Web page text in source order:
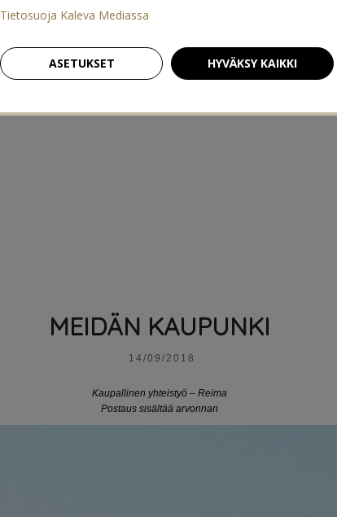
MEIDÄN KAUPUNKI
14/09/2018
Kaupallinen yhteistyö – Reima
Postaus sisältää arvonnan
Tietosuoja Kaleva Mediassa
ASETUKSET HYVÄKSY KAIKKI